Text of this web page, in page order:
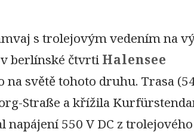
s trolejovým vedením na
berlínské čtvrti Halensee
na světě tohoto druhu. Trasa
Straße a křížila
550 V DC z